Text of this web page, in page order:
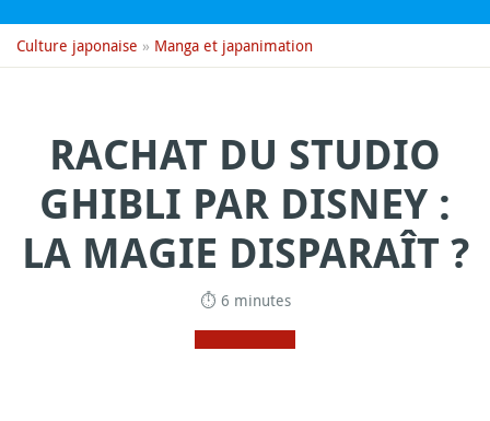
Culture japonaise » Manga et japanimation
RACHAT DU STUDIO
GHIBLI PAR DISNEY :
LA MAGIE DISPARAÎT ?
⏱ 6 minutes